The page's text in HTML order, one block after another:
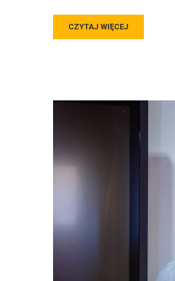
CZYTAJ WIĘCEJ